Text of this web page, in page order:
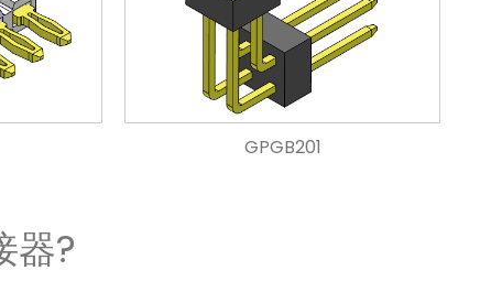
GPGB201
器?